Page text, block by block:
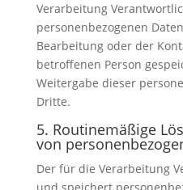
Verarbeitung
personenbezogenen
Bearbeitung oder der
betroffenen Person
Weitergabe dieser
Dritte.
5. Routinemäßige
von
Der für die Verarbeitung